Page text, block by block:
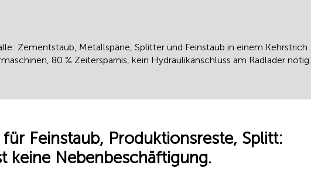
Zementstaub, Metallspäne, Splitter und Feinstaub in einem Kehrstrich
80 % Zeitersparnis, kein Hydraulikanschluss am Radlader nötig.
Feinstaub, Produktionsreste, Splitt:
keine Nebenbeschäftigung.